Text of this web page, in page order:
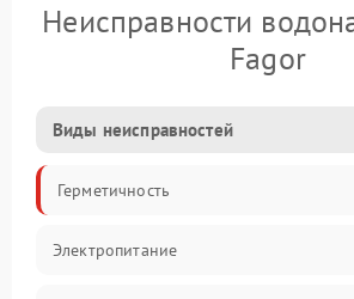
Неисправности
Fagor
Виды неисправностей
Герметичность
Электропитание